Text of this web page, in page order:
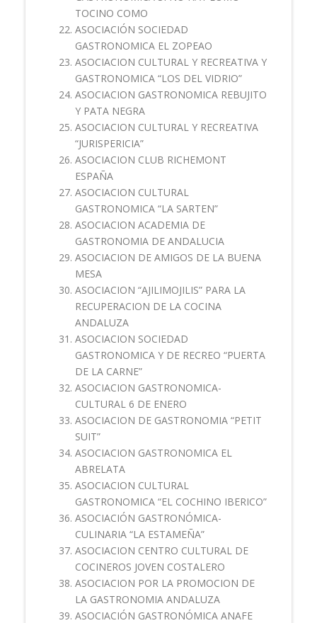
TOCINO COMO
ASOCIACIÓN SOCIEDAD
GASTRONOMICA EL ZOPEAO
ASOCIACION CULTURAL Y RECREATIVA Y
GASTRONOMICA “LOS DEL VIDRIO”
ASOCIACION GASTRONOMICA REBUJITO
Y PATA NEGRA
ASOCIACION CULTURAL Y RECREATIVA
“JURISPERICIA”
ASOCIACION CLUB RICHEMONT
ESPAÑA
ASOCIACION CULTURAL
GASTRONOMICA “LA SARTEN”
ASOCIACION ACADEMIA DE
GASTRONOMIA DE ANDALUCIA
ASOCIACION DE AMIGOS DE LA BUENA
MESA
ASOCIACION “AJILIMOJILIS” PARA LA
RECUPERACION DE LA COCINA
ANDALUZA
ASOCIACION SOCIEDAD
GASTRONOMICA Y DE RECREO “PUERTA
DE LA CARNE”
ASOCIACION GASTRONOMICA-
CULTURAL 6 DE ENERO
ASOCIACION DE GASTRONOMIA “PETIT
SUIT”
ASOCIACION GASTRONOMICA EL
ABRELATA
ASOCIACION CULTURAL
GASTRONOMICA “EL COCHINO IBERICO”
ASOCIACIÓN GASTRONÓMICA-
CULINARIA “LA ESTAMEÑA”
ASOCIACION CENTRO CULTURAL DE
COCINEROS JOVEN COSTALERO
ASOCIACION POR LA PROMOCION DE
LA GASTRONOMIA ANDALUZA
ASOCIACIÓN GASTRONÓMICA ANAFE